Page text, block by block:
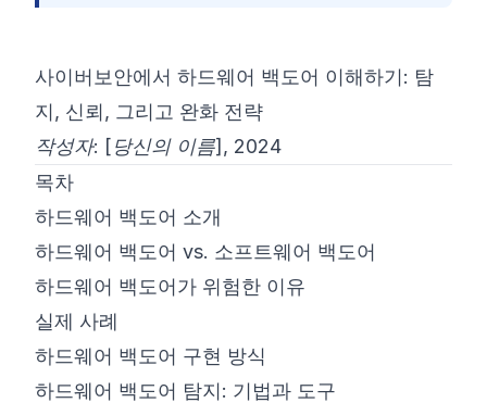
🇰🇷
©2026 8200 사이버 부트캠프
사이버보안에서 하드웨어 백도어 이해하기: 탐
지, 신뢰, 그리고 완화 전략
작성자: [당신의 이름], 2024
목차
하드웨어 백도어 소개
하드웨어 백도어 vs. 소프트웨어 백도어
하드웨어 백도어가 위험한 이유
실제 사례
하드웨어 백도어 구현 방식
하드웨어 백도어 탐지: 기법과 도구